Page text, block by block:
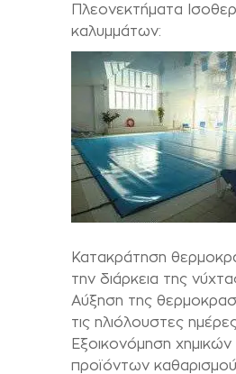
Πλεονεκτήματα
καλυμμάτων:
Κατακράτηση
την διάρκεια της
Αύξηση της
τις ηλιόλουστες
Εξοικονόμηση χημικών
προϊόντων καθαρισμού